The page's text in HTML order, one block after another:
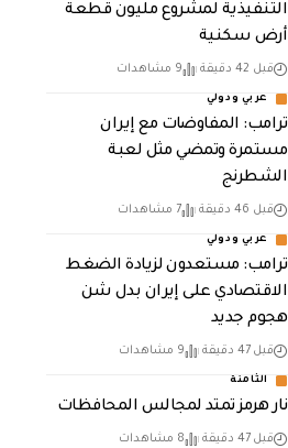
التنفيذية لمشروع مليون قطعة
أرض سكنية
قبل 42 دقيقة 9 مشاهدات
عربي ودولي
‏ترامب: المفاوضات مع إيران
مستمرة وتمضي مثل لعبة
الشطرنج
قبل 46 دقيقة 7 مشاهدات
عربي ودولي
‏ترامب: مستعدون لزيادة الضغط
الاقتصادي على إيران بدل شن
هجوم جديد
قبل 47 دقيقة 9 مشاهدات
الثامنة
نار هرمز تمتد لمجالس المحافظات
قبل 47 دقيقة 8 مشاهدات